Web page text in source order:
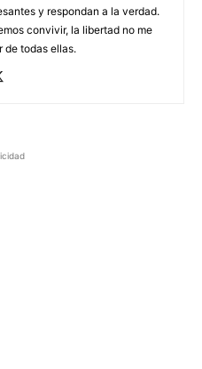
y respondan a la verdad.
convivir, la libertad no me
de todas ellas.